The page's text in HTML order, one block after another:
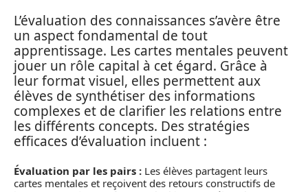
L’évaluation des connaissances s’avère être
un aspect fondamental de tout
apprentissage. Les cartes mentales peuvent
jouer un rôle capital à cet égard. Grâce à
leur format visuel, elles permettent aux
élèves de synthétiser des informations
complexes et de clarifier les relations entre
les différents concepts. Des stratégies
efficaces d’évaluation incluent :
Évaluation par les pairs : Les élèves partagent leurs
cartes mentales et reçoivent des retours constructifs de